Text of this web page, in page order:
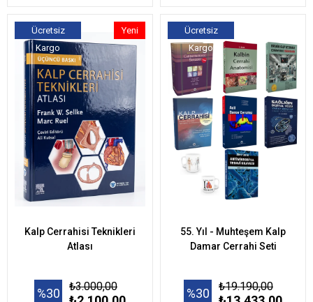
Kalp Cerrahisi Teknikleri
Atlası
%30 ₺3.000,00
Ücretsiz
Kargo
Yeni
Ürün
55. Yıl - Muhteşem Kalp
Damar Cerrahi Seti
%30 ₺19.190,00
Ücretsiz
Kargo